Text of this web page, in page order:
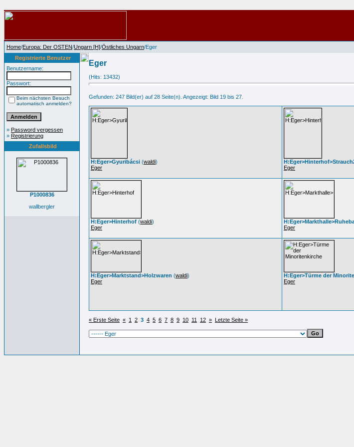
Home/Europa: Der OSTEN/Ungarn [H]/Östliches Ungarn/Eger
Registrierte Benutzer
Benutzername:
Passwort:
Beim nächsten Besuch
automatisch anmelden?
» Password vergessen
» Registrierung
Zufallsbild
P1000836
wallbergler
Eger
(Hits: 13432)
Gefunden: 247 Bild(er) auf 28 Seite(n). Angezeigt: Bild 19 bis 27.
H:Eger>Gyuribácsi (waldi)
Eger
Eger
H:Eger>Hinterhof (waldi)
Eger
Eger
H:Eger>Marktstand>Holzwaren (waldi)
Eger
H:Eger>Türme der
Eger
« Erste Seite « 1 2 3 4 5 6 7 8 9 10 11 12 » Letzte Seite »